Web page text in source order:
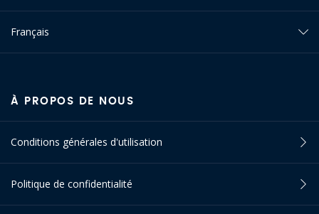
Français
À PROPOS DE NOUS
Conditions générales d'utilisation
Politique de confidentialité